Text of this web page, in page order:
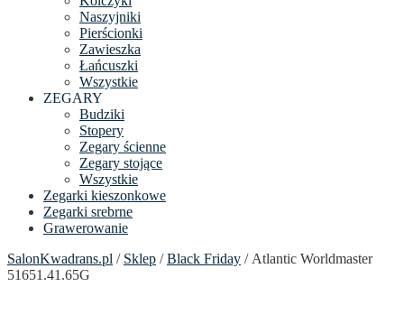
Naszyjniki
Pierścionki
Zawieszka
Łańcuszki
Wszystkie
ZEGARY
Budziki
Stopery
Zegary ścienne
Zegary stojące
Wszystkie
Zegarki kieszonkowe
Zegarki srebrne
Grawerowanie
SalonKwadrans.pl / Sklep /Black Friday / Atlantic Worldmaster
51651.41.65G